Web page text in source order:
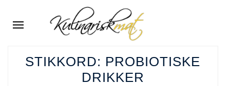
STIKKORD: PROBIOTISKE
DRIKKER